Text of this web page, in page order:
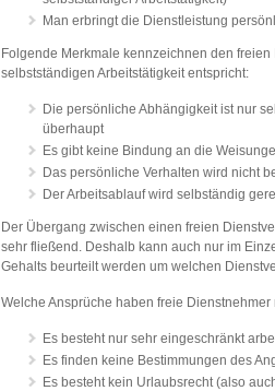
Man erbringt die Dienstleistung
Folgende Merkmale kennzeichnen den
selbstständigen Arbeitstätigkeit entspricht:
Die persönliche Abhängigkeit ist nur
überhaupt
Es gibt keine Bindung an die
Das persönliche Verhalten wird nicht
Der Arbeitsablauf wird selbständig
Der Übergang zwischen einen freien
sehr fließend. Deshalb kann auch nur im
Gehalts beurteilt werden um welchen
Welche Ansprüche haben freie Dienstnehmer
Es besteht nur sehr eingeschränkt
Es finden keine Bestimmungen des
Es besteht kein Urlaubsrecht (also